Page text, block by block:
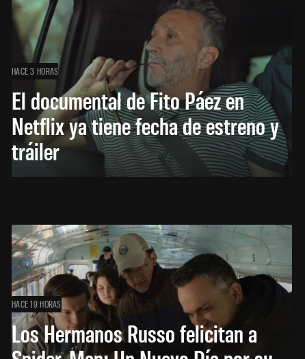
HACE 3 HORAS
El documental de Fito Páez en
Netflix ya tiene fecha de estreno y
tráiler
HACE 19 HORAS
Los Hermanos Russo felicitan a